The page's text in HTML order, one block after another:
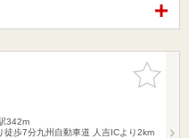
お気に入
りに追加
342m
徒歩7分九州自動車道 人吉ICより2km